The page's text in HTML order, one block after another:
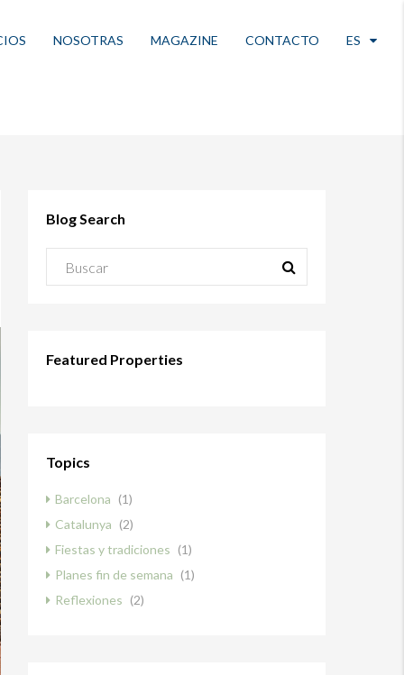
NOSOTRAS MAGAZINE CONTACTO ES
Blog Search
Featured Properties
Topics
Barcelona (1)
Catalunya (2)
Fiestas y tradiciones (1)
Planes fin de semana (1)
Reflexiones (2)